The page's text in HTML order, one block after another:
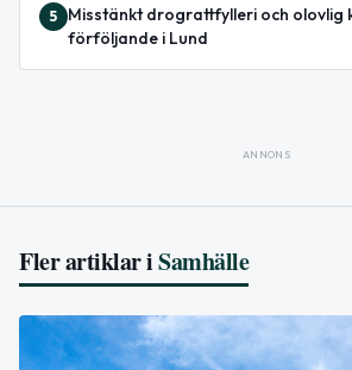
5
Misstänkt drograttfylleri och olovlig
förföljande i Lund
ANNONS
Fler artiklar iSamhälle